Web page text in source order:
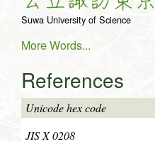
Suwa University of Science
More Words...
References
Unicode hex code
JIS X 0208